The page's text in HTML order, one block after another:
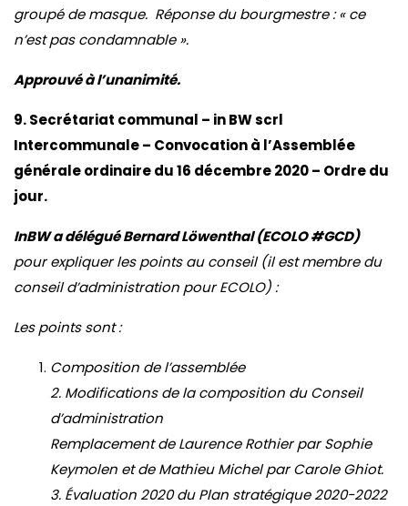
groupé de masque. Réponse du bourgmestre : « ce
n’est pas condamnable ».
Approuvé à l’unanimité.
9. Secrétariat communal – in BW scrl
Intercommunale – Convocation à l’Assemblée
générale ordinaire du 16 décembre 2020 – Ordre du
jour.
InBW a délégué Bernard Löwenthal (ECOLO #GCD)
pour expliquer les points au conseil (il est membre du
conseil d’administration pour ECOLO) :
Les points sont :
Composition de l’assemblée
2. Modifications de la composition du Conseil
d’administration
Remplacement de Laurence Rothier par Sophie
Keymolen et de Mathieu Michel par Carole Ghiot.
3. Évaluation 2020 du Plan stratégique 2020-2022